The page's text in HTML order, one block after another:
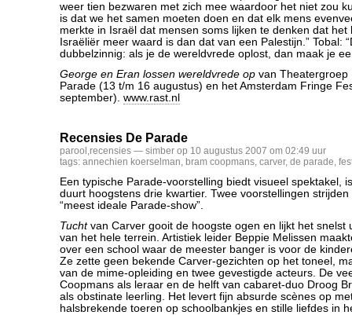
weer tien bezwaren met zich mee waardoor het niet zou
is dat we het samen moeten doen en dat elk mens
merkte in Israël dat mensen soms lijken te denken dat het
Israëliër meer waard is dan dat van een Palestijn.” Tobal:
dubbelzinnig: als je de wereldvrede oplost, dan maak je
George en Eran lossen wereldvrede op van Theatergroep
Parade (13 t/m 16 augustus) en het Amsterdam Fringe
september). www.rast.nl
Recensies De Parade
parool ,recensies — simber op 10 augustus 2007 om 02:49 uur
tags: annechien koerselman, bram coopmans, carver, de parade,
Een typische Parade-voorstelling biedt visueel spektakel,
duurt hoogstens drie kwartier. Twee voorstellingen
“meest ideale Parade-show”.
Tuchtvan Carver gooit de hoogste ogen en lijkt het snelst
van het hele terrein. Artistiek leider Beppie Melissen
over een school waar de meester banger is voor de
Ze zette geen bekende Carver-gezichten op het toneel,
van de mime-opleiding en twee gevestigde acteurs. De
Coopmans als leraar en de helft van cabaret-duo Droog
als obstinate leerling. Het levert fijn absurde scènes op
halsbrekende toeren op schoolbankjes en stille liefdes in